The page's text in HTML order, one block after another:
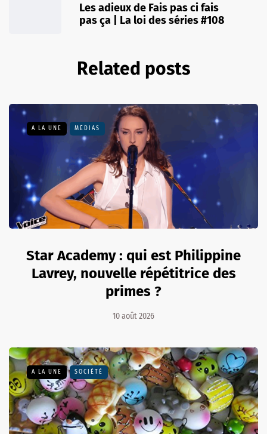
Les adieux de Fais pas ci fais
pas ça | La loi des séries #108
Related posts
A LA UNE MÉDIAS
Star Academy : qui est Philippine
Lavrey, nouvelle répétitrice des
primes ?
10 août 2026
A LA UNE SOCIÉTÉ